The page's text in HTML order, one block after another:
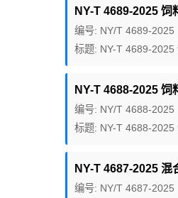
NY-T 4689-2025
编号: NY/T 4689-2025
标题: NY-T 4689-2025
NY-T 4688-2025
编号: NY/T 4688-2025
标题: NY-T 4688-
NY-T 4687-2025
编号: NY/T 4687-2025